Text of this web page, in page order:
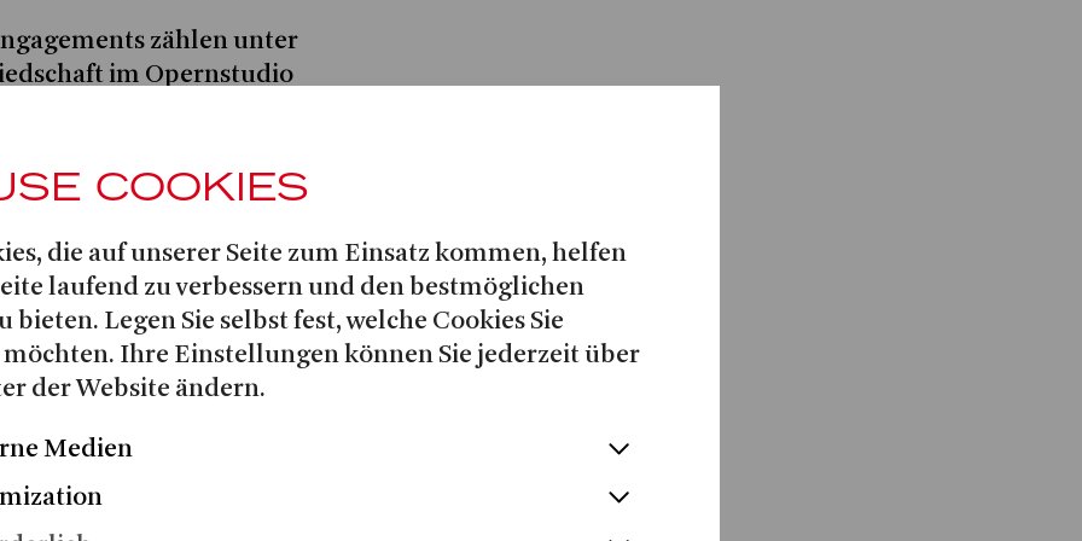
zählen unter
im Opernstudio
Krefeld-Mönchengladbach,
Leiter des
Musicum Berlin sowie
an der Berlin Opera
an der Jerusalem
Dance setzte er seine
Conservatory of Music der
fort, wo er einen
erwarb. Dort
L’INCORONAZIONE DI
BRUSCHINO sowie
COOKIES
die auf unserer Seite zum Einsatz kommen, helfen
laufend zu verbessern und den bestmöglichen
bieten. Legen Sie selbst fest, welche Cookies Sie
möchten. Ihre Einstellungen können Sie jederzeit über
der Website ändern.
Medien